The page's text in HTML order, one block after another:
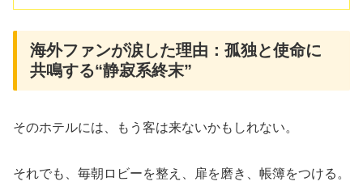
海外ファンが涙した理由：孤独と使命に
共鳴する“静寂系終末”
そのホテルには、もう客は来ないかもしれない。
それでも、毎朝ロビーを整え、扉を磨き、帳簿をつける。